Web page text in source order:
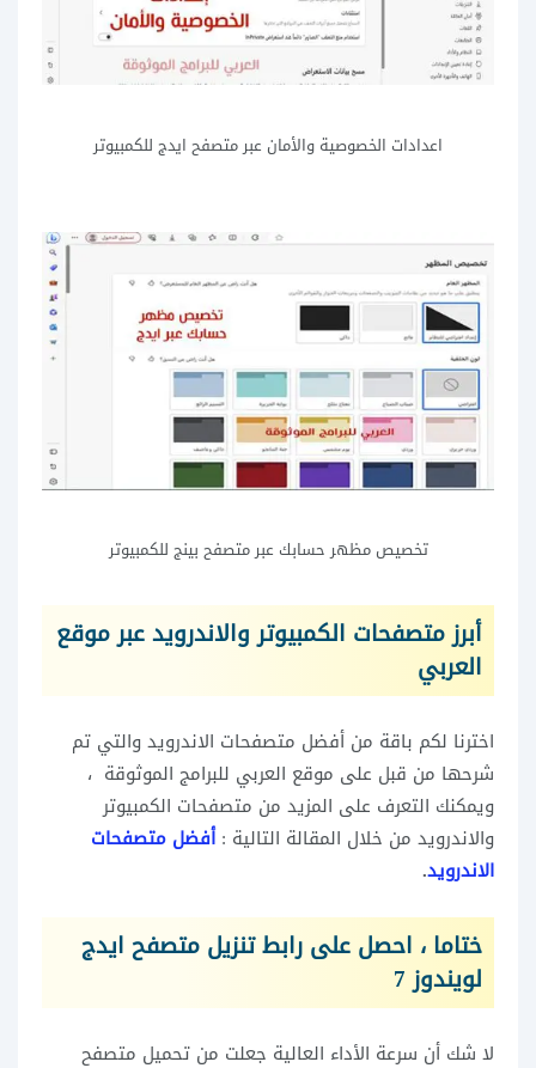
اعدادات الخصوصية والأمان عبر متصفح ايدج للكمبيوتر
تخصيص مظهر حسابك عبر متصفح بينج للكمبيوتر
أبرز متصفحات الكمبيوتر والاندرويد عبر موقع
العربي
اخترنا لكم باقة من أفضل متصفحات الاندرويد والتي تم
شرحها من قبل على موقع العربي للبرامج الموثوقة ،
ويمكنك التعرف على المزيد من متصفحات الكمبيوتر
والاندرويد من خلال المقالة التالية :أفضل متصفحات
الاندرويد.
ختاما ، احصل على رابط تنزيل متصفح ايدج
لويندوز 7
لا شك أن سرعة الأداء العالية جعلت من تحميل متصفح